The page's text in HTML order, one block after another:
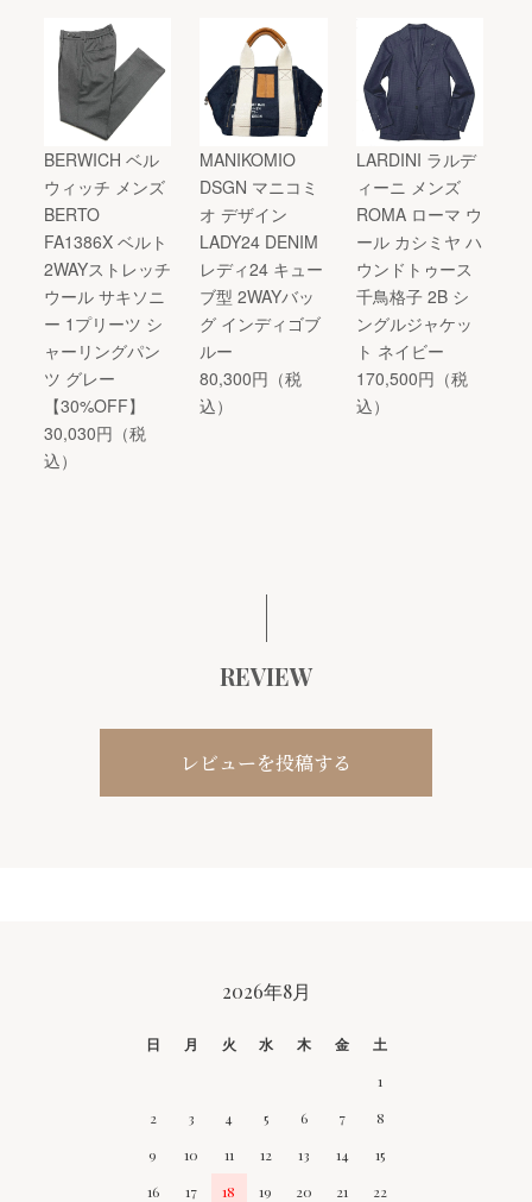
BERWICH ベル
ウィッチ メンズ
BERTO
FA1386X ベルト
2WAYストレッチ
ウール サキソニ
ー 1プリーツ シ
ャーリングパン
ツ グレー
【30%OFF】
30,030円（税
込）
MANIKOMIO
DSGN マニコミ
オ デザイン
LADY24 DENIM
レディ24 キュー
ブ型 2WAYバッ
グ インディゴブ
ルー
80,300円（税
込）
LARDINI ラルデ
ィーニ メンズ
ROMA ローマ ウ
ール カシミヤ ハ
ウンドトゥース
千鳥格子 2B シ
ングルジャケッ
ト ネイビー
170,500円（税
込）
REVIEW
レビューを投稿する
2026年8月
日 月 火 水 木 金
土
1
2
3 4 5 6 7
8
9
10 11 12 13 14
15
16
17 18 19 20 21
22